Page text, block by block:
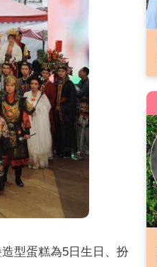
型蛋糕為5日生日、扮